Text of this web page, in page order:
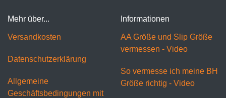
Mehr über...
Versandkosten
Datenschutzerklärung
Allgemeine
Geschäftsbedingungen mit
Informationen
AA Größe und Slip Größe
vermessen - Video
So vermesse ich meine BH
Größe richtig - Video